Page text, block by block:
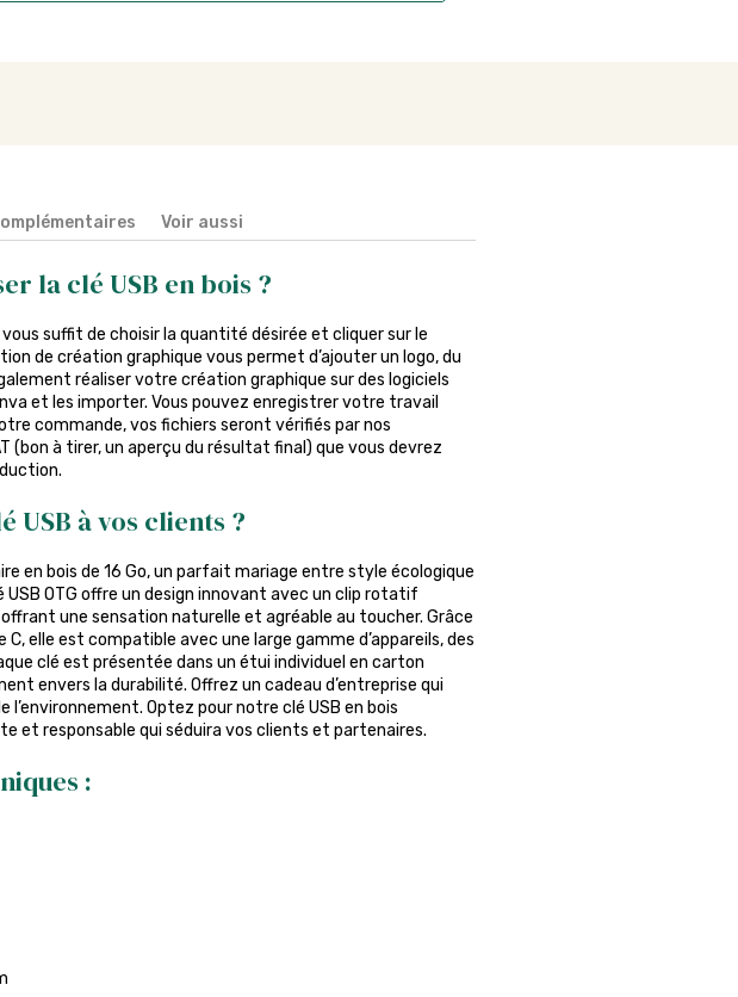
Voir aussi
la clé USB en bois ?
vous suffit de choisir la quantité désirée et cliquer sur le
de création graphique vous permet d’ajouter un logo, du
réaliser votre création graphique sur des logiciels
et les importer. Vous pouvez enregistrer votre travail
commande, vos fichiers seront vérifiés par nos
(bon à tirer, un aperçu du résultat final) que vous devrez
à vos clients ?
en bois de 16 Go, un parfait mariage entre style écologique
OTG offre un design innovant avec un clip rotatif
une sensation naturelle et agréable au toucher. Grâce
C, elle est compatible avec une large gamme d’appareils, des
clé est présentée dans un étui individuel en carton
envers la durabilité. Offrez un cadeau d’entreprise qui
Optez pour notre clé USB en bois
et responsable qui séduira vos clients et partenaires.
: